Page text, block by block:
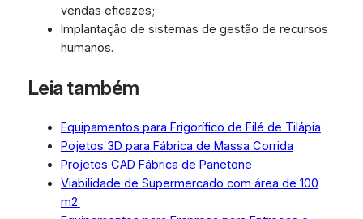
vendas eficazes;
Implantação de sistemas de gestão de recursos
humanos.
Leia também
Equipamentos para Frigorífico de Filé de Tilápia
Pojetos 3D para Fábrica de Massa Corrida
Projetos CAD Fábrica de Panetone
Viabilidade de Supermercado com área de 100
m2.